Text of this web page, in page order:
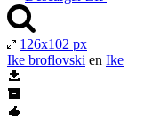
126x102 px
Ike broflovski en Ike